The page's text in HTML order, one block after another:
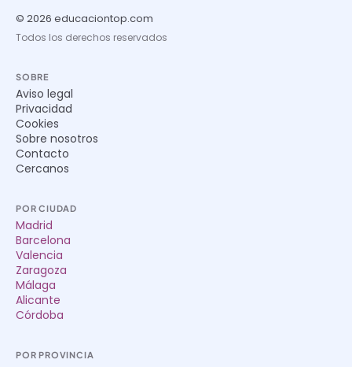
© 2026 educaciontop.com
Todos los derechos reservados
SOBRE
Aviso legal
Privacidad
Cookies
Sobre nosotros
Contacto
Cercanos
POR CIUDAD
Madrid
Barcelona
Valencia
Zaragoza
Málaga
Alicante
Córdoba
POR PROVINCIA